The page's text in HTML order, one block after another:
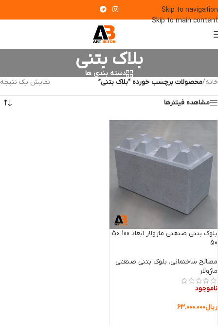
Skip to navigation
Skip to main content
بلاک بتنی
دسته بندی ها
خانه/محصولات برچسب خورده “بلاک بتنی” نمایش یک نتیجه
مشاهده فیلترها
بلوک بتنی صنعتی ماژولار ابعاد 100-50-
50
مصالح ساختمانی, بلوک بتنی صنعتی
ماژولار
ناموجود
ریال۶۳.۰۰۰.۰۰۰